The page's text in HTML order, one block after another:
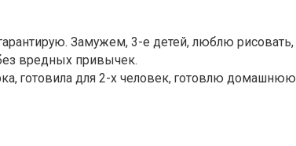
Замужем, 3-е детей, люблю рисовать,
вредных привычек.
готовила для 2-х человек, готовлю домашнюю